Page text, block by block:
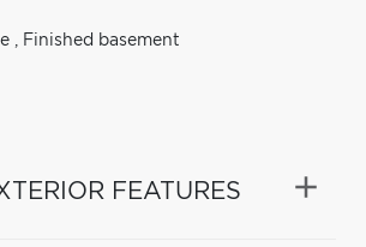
, Finished basement
FEATURES